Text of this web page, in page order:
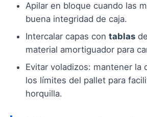
Apilar en bloque cuando las
buena integridad de caja.
Intercalar capas con tablas
material amortiguador para
Evitar voladizos: mantener la
los límites del pallet para
horquilla.